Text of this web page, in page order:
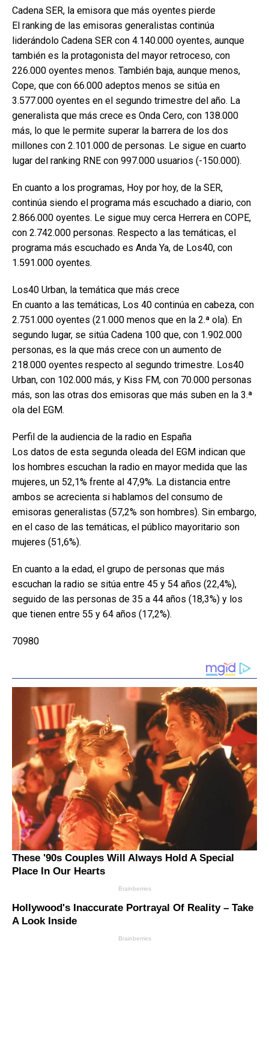
Cadena SER, la emisora que más oyentes pierde
El ranking de las emisoras generalistas continúa
liderándolo Cadena SER con 4.140.000 oyentes, aunque
también es la protagonista del mayor retroceso, con
226.000 oyentes menos. También baja, aunque menos,
Cope, que con 66.000 adeptos menos se sitúa en
3.577.000 oyentes en el segundo trimestre del año. La
generalista que más crece es Onda Cero, con 138.000
más, lo que le permite superar la barrera de los dos
millones con 2.101.000 de personas. Le sigue en cuarto
lugar del ranking RNE con 997.000 usuarios (-150.000).
En cuanto a los programas, Hoy por hoy, de la SER,
continúa siendo el programa más escuchado a diario, con
2.866.000 oyentes. Le sigue muy cerca Herrera en COPE,
con 2.742.000 personas. Respecto a las temáticas, el
programa más escuchado es Anda Ya, de Los40, con
1.591.000 oyentes.
Los40 Urban, la temática que más crece
En cuanto a las temáticas, Los 40 continúa en cabeza, con
2.751.000 oyentes (21.000 menos que en la 2.ª ola). En
segundo lugar, se sitúa Cadena 100 que, con 1.902.000
personas, es la que más crece con un aumento de
218.000 oyentes respecto al segundo trimestre. Los40
Urban, con 102.000 más, y Kiss FM, con 70.000 personas
más, son las otras dos emisoras que más suben en la 3.ª
ola del EGM.
Perfil de la audiencia de la radio en España
Los datos de esta segunda oleada del EGM indican que
los hombres escuchan la radio en mayor medida que las
mujeres, un 52,1% frente al 47,9%. La distancia entre
ambos se acrecienta si hablamos del consumo de
emisoras generalistas (57,2% son hombres). Sin embargo,
en el caso de las temáticas, el público mayoritario son
mujeres (51,6%).
En cuanto a la edad, el grupo de personas que más
escuchan la radio se sitúa entre 45 y 54 años (22,4%),
seguido de las personas de 35 a 44 años (18,3%) y los
que tienen entre 55 y 64 años (17,2%).
70980